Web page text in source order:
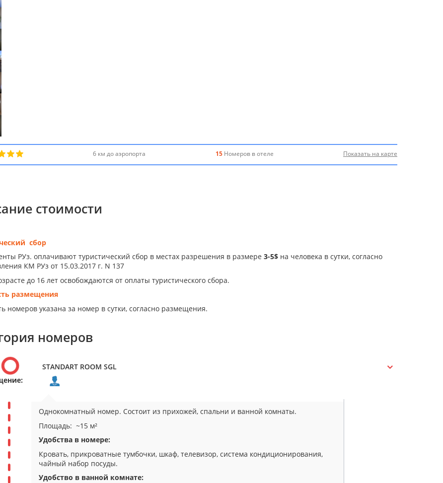
6 км до аэропорта 15Номеров в отеле Показать на карте
стоимости
сбор
РУз. оплачивают туристический сбор в местах разрешения в размере 3-5$на человека в сутки, согласно
КМ РУз от 15.03.2017 г. N 137
до 16 лет освобождаются от оплаты туристического сбора.
размещения
номеров указана за номер в сутки, согласно размещения.
номеров
STANDART ROOM SGL
Однокомнатный номер. Состоит из прихожей, спальни и ванной комнаты.
Площадь: ~15 м²
Удобства в номере:
Кровать, прикроватные тумбочки, шкаф, телевизор, система кондиционирования,
чайный набор посуды.
Удобство в ванной комнате: